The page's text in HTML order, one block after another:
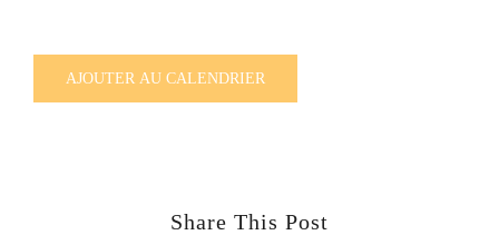
AJOUTER AU CALENDRIER
Share This Post